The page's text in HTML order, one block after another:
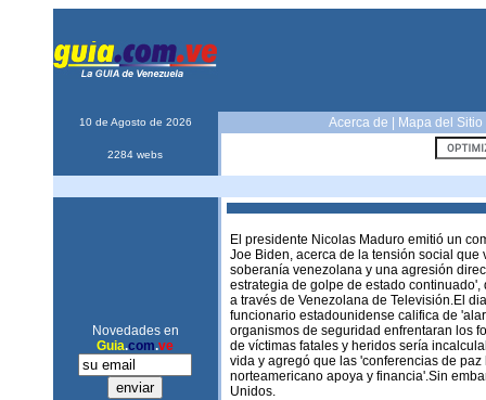
10 de Agosto de 2026 Acerca de Mapa del Sitio
2284 webs
Novedades en
Guia.com.ve
El presidente Nicolas Maduro emitió un
Joe Biden, acerca de la tensión social
soberanía venezolana y una agresión
estrategia de golpe de estado
a través de Venezolana de Televisión.El
funcionario estadounidense califica de
organismos de seguridad enfrentaran los
de víctimas fatales y heridos sería
vida y agregó que las 'conferencias de
norteamericano apoya y financia'.Sin
Unidos.